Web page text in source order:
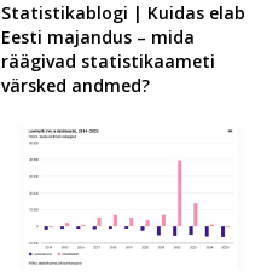
Statistikablogi | Kuidas elab
Eesti majandus – mida
räägivad statistikaameti
värsked andmed?